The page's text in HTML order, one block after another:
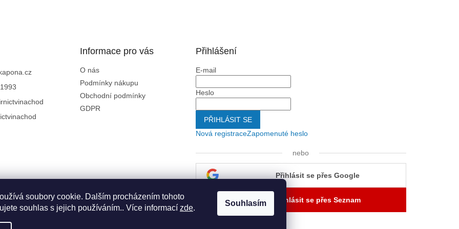
soubory cookie. Dalším procházením tohoto
souhlas s jejich používáním.. Více informací zde.
Souhlasím
Informace pro vás
O nás
Podmínky nákupu
Obchodní podmínky
GDPR
Přihlášení
E-mail
Heslo
PŘIHLÁSIT SE
Nová registraceZapomenuté heslo
nebo
Přihlásit se přes Google
Přihlásit se přes Seznam